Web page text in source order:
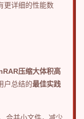
更详细的性能数
压缩大体积高
户总结的最佳实践